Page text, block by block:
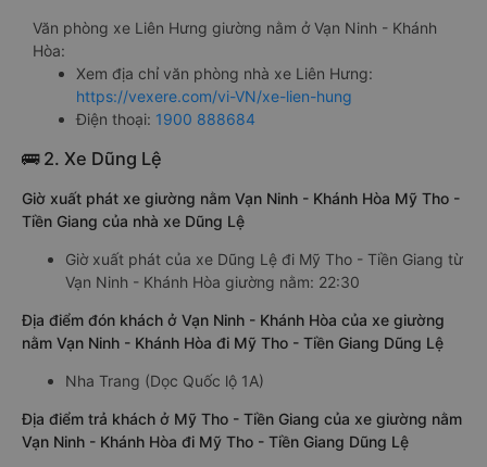
Văn phòng xe Liên Hưng giường nằm ở Vạn Ninh - Khánh
Hòa:
Xem địa chỉ văn phòng nhà xe Liên Hưng:
https://vexere.com/vi-VN/xe-lien-hung
Điện thoại: 1900 888684
🚌 2. Xe Dũng Lệ
Giờ xuất phát xe giường nằm Vạn Ninh - Khánh Hòa Mỹ Tho -
Tiền Giang của nhà xe Dũng Lệ
Giờ xuất phát của xe Dũng Lệ đi Mỹ Tho - Tiền Giang từ
Vạn Ninh - Khánh Hòa giường nằm: 22:30
Địa điểm đón khách ở Vạn Ninh - Khánh Hòa của xe giường
nằm Vạn Ninh - Khánh Hòa đi Mỹ Tho - Tiền Giang Dũng Lệ
Nha Trang (Dọc Quốc lộ 1A)
Địa điểm trả khách ở Mỹ Tho - Tiền Giang của xe giường nằm
Vạn Ninh - Khánh Hòa đi Mỹ Tho - Tiền Giang Dũng Lệ